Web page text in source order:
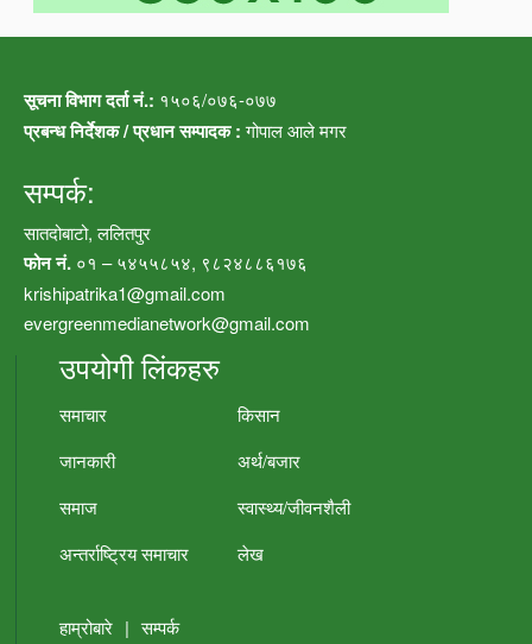
सूचना विभाग दर्ता नं.: १५०६/०७६-०७७
प्रबन्ध निर्देशक / प्रधान सम्पादक :गोपाल आले मगर
सम्पर्क:
सातदोबाटो, ललितपुर
फोन नं. ०१ – ५४५५८५४, ९८२४८८६१७६
krishipatrika1@gmail.com
evergreenmedianetwork@gmail.com
उपयोगी लिंकहरु
समाचार
किसान
जानकारी
अर्थ/बजार
समाज
स्वास्थ्य/जीवनशैली
अन्तर्राष्ट्रिय समाचार
लेख
हाम्रोबारे | सम्पर्क